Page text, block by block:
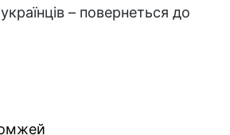
– повернеться до